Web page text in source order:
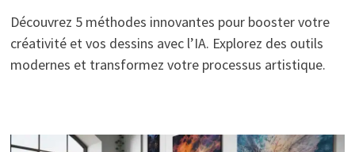
Découvrez 5 méthodes innovantes pour booster votre
créativité et vos dessins avec l’IA. Explorez des outils
modernes et transformez votre processus artistique.